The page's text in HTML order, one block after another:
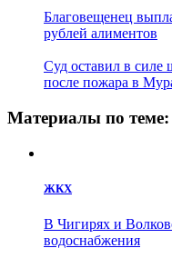
Благовещенец
рублей алиментов
Суд оставил в силе
после пожара в
Материалы по теме:
ЖКХ
В Чигирях и
водоснабжения